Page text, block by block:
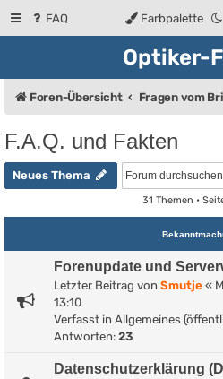
FAQ Farbpalette
Optiker-
Foren-Übersicht
F.A.Q. und Fakten
Neues Thema
31 Themen •
Forenupdate und
Letzter Beitrag von Smutje «
13:10
Verfasst in Allgemeines
Antworten: 23
Datenschutzerklärung